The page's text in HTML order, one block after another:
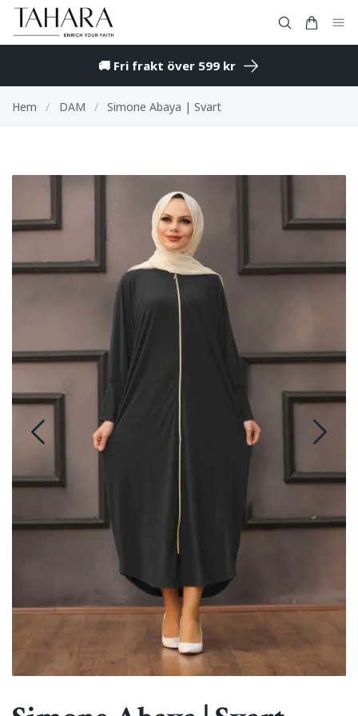
🚚 Fri frakt över 599 kr
Hem / DAM / Simone Abaya | Svart